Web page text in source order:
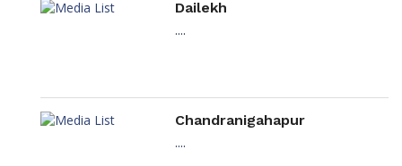
Dailekh
....
Chandranigahapur
....